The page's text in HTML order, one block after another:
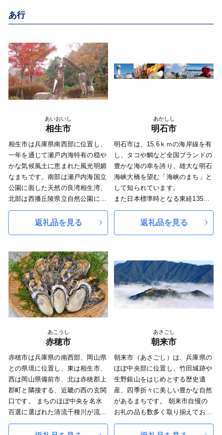
丹波、淡路という個性豊かな5つ
の地域から成る兵庫県。皆様から
あ行
あいおいし
相生市
相生市は兵庫県南西部に位置し、
一年を通じて瀬戸内海特有の穏や
かな気候風土に恵まれた風光明媚
なまちです。南部は瀬戸内海国立
公園に面した天然の良湾相生湾、
北部は西播丘陵県立自然公園に抱
えられた緑豊かな田園風景を擁し
ており、豊かな自然を活かした
「万葉の岬」や「羅漢の里」、道
といった交流施設が多数ありま
す。 ぜひ一度、相生市へお越し
下さい！
返礼品を見る
あかしし
明石市
明石市は、15.6ｋｍの海岸線を有
し、タコや鯛など全国ブランドの
豊かな海の幸を誇り、雄大な明石
海峡大橋を望む「海峡のまち」と
して知られています。
また日本標準時となる東経135度
子午線が通る「時のまち」、万葉
の歌人、柿本人麻呂が残した歌や
源氏物語にも登場する「歴史のま
の「たからもの」があります。
季節ごとに色々な魚がとれます
が、なかでもタイとタコは全国で
も特に有名です。海水の流れが速
い明石海峡で育つ魚はよく運動
サをたくさん食べて育つので、と
てもおいしいと言われています。
行われていて、全国2位の生産量
を誇ります。 他にもスイートコ
ーンや清水イチゴなどの農産物
や、「西灘」と呼ばれる水のきれ
いな明石市西部で造られる日本酒
なども有名です。
さらに明石市には世界的にも有名
返礼品を見る
あこうし
赤穂市
赤穂市は兵庫県の南西部、岡山県
との県境に位置し、東は相生市、
西は岡山県備前市、北は赤穂郡上
郡町と隣接する、近畿の西の玄関
口です。 まちのほぼ中央を名水
百選に選ばれた清流千種川が流
れ、北には緑豊かな山々が連な
あさごし
朝来市
朝来市（あさごし）は、兵庫県の
ほぼ中央部に位置し、竹田城跡や
生野銀山をはじめとする歴史遺
産、四季折々に美しい豊かな自然
があるまちです。 朝来市自慢の
お礼の品も数多く取り揃えており
ます。 但馬牛、朝来市のブラ